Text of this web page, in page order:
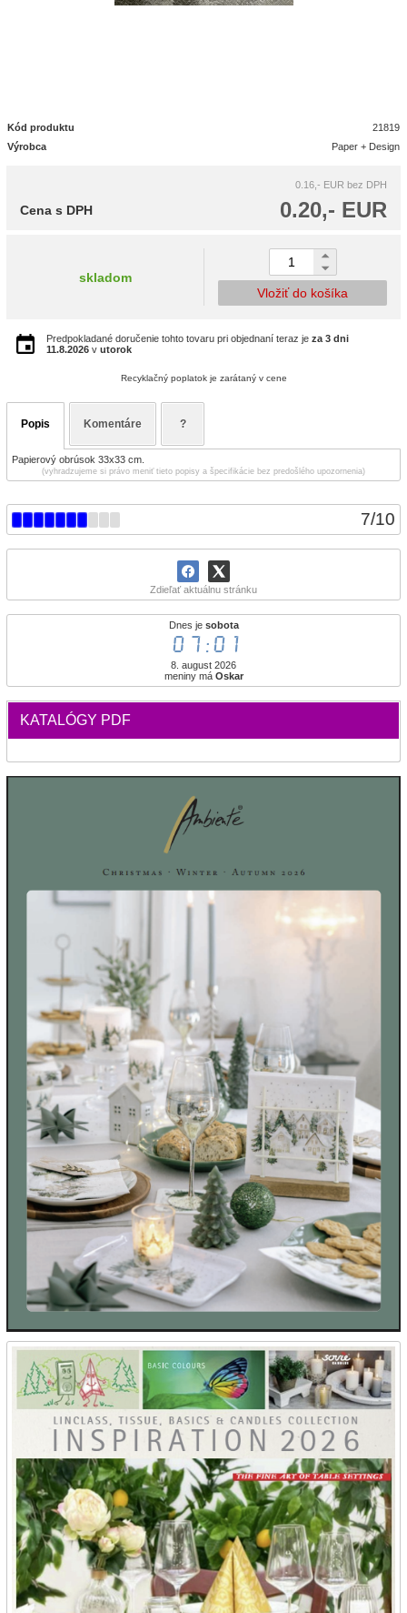
7/10
Zdieľať aktuálnu stránku
Dnes je sobota
07:01
8. august 2026
meniny má Oskar
KATALÓGY PDF
Kód produktu
21819
Výrobca
Paper + Design
0.16,- EUR bez DPH
0.20,- EUR
Cena s DPH
skladom
Vložiť do košíka
Predpokladané doručenie tohto tovaru pri objednaní teraz je za 3 dni
11.8.2026 v utorok
Recyklačný poplatok je zarátaný v cene
Popis Komentáre ?
Papierový obrúsok 33x33 cm.
(vyhradzujeme si právo meniť tieto popisy a špecifikácie bez predošlého upozornenia)